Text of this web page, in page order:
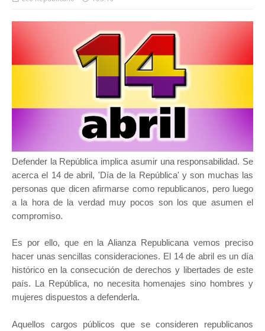
Defender la República implica asumir una responsabilidad. Se
acerca el 14 de abril, 'Día de la República' y son muchas las
personas que dicen afirmarse como republicanos, pero luego
a la hora de la verdad muy pocos son los que asumen el
compromiso.
Es por ello, que en la Alianza Republicana vemos preciso
hacer unas sencillas consideraciones. El 14 de abril es un día
histórico en la consecución de derechos y libertades de este
país. La República, no necesita homenajes sino hombres y
mujeres dispuestos a defenderla.
Aquellos cargos públicos que se consideren republicanos